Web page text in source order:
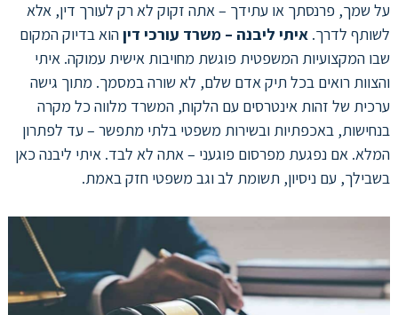
על שמך, פרנסתך או עתידך – אתה זקוק לא רק לעורך דין, אלא
לשותף לדרך. איתי ליבנה – משרד עורכי דיןהוא בדיוק המקום
שבו המקצועיות המשפטית פוגשת מחויבות אישית עמוקה. איתי
והצוות רואים בכל תיק אדם שלם, לא שורה במסמך. מתוך גישה
ערכית של זהות אינטרסים עם הלקוח, המשרד מלווה כל מקרה
בנחישות, באכפתיות ובשירות משפטי בלתי מתפשר – עד לפתרון
המלא. אם נפגעת מפרסום פוגעני – אתה לא לבד. איתי ליבנה כאן
בשבילך, עם ניסיון, תשומת לב וגב משפטי חזק באמת.